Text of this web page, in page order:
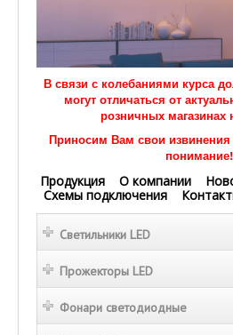
В связи с колебаниями курса
могут отличаться от
розничных магазинах
Приносим Вам свои
понимание!
Продукция
О компании
Схемы подключения
Светильники LED
Прожекторы LED
Фонари светодиодные